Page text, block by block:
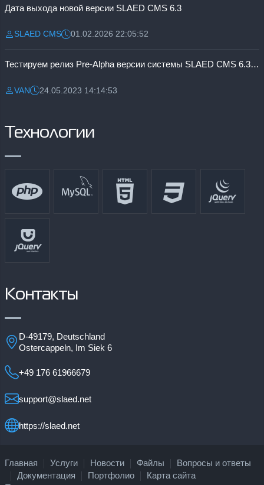
Дата выхода новой версии SLAED CMS 6.3
Разместил:
SLAED CMSДата:01.02.2026 22:05:52
Тестируем релиз Pre-Alpha версии системы SLAED CMS 6.3 Pro
Разместил:
VANДата:24.05.2023 14:14:53
Технологии
Контакты
D-49179, Deutschland
Ostercappeln, Im Siek 6
+49 176 61966679
support@slaed.net
https://slaed.net
Главная Услуги Новости Файлы
Вопросы и ответы
Документация
Портфолио
Карта сайта